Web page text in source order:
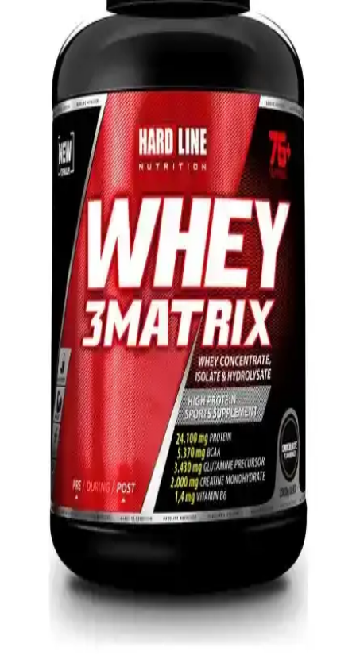
Agarta çocuk diş macunu, doğal içerikleriyle güvenli ve etkili diş
bakımı sağlar. Çocukların ilgisini çeken ferah aromasıyla diş
fırçalama alışkanlığını eğlenceli hale getirir.
Hardline Nutrition Whey 3 Matrıx Çilek 2300 Gr:
Yüksek Proteinli Sporcu Takviyesi
Yüksek kaliteli, düşük yağlı ve karbonhidratlı whey protein tozu,
kas gelişimini hızlandırır, kolay emilir ve lezzetli çilek aromasıyla
sporcuların favorisi olur.
Eyüp Sabri Tuncer Doğal Zencefil Özlü Diş
Macunu: Hassas Dişler ve Diş Eti İçin Doğal Bakım
Doğal içeriklerle formüle edilen bu diş macunu, hassas dişlere ve diş
eti sorunlarına karşı etkili olup, ferahlatıcı ve sağlıklı bir ağız bakımı
Dynamic Nutrition BCAA+ Glutamine ve Kreatin
Monohidrat Karşılaştırması
Bu makalede, Dynamic Nutrition BCAA+ Glutamine ve Kreatin
Monohidrat ürünleri detaylı karşılaştırılarak içerik, kullanım ve
kullanıcı deneyimleri analiz edildi.
TRN Life Çok Fonksiyonlu Masaj Yastığı ile
Kaslarınızı Rahatlatın ve Stresi Azaltın
TRN Life Masaj Yastığı, ısıtmalı ve ovmalı özellikleriyle vücut
kıvrımlarına uyum sağlayarak kasları gevşetir, ağrıları hafifletir ve
rahatlama sağlar. Çok fonksiyonlu tasarımıyla ev ve ofis kullanımına
uygundur.
Organik Sri Lanka Hindistan Cevizi Yağı: Çok
Yönlü Kullanım ve Sağlık Faydaları
Doğal ve organik sertifikalı Sri Lanka menşeli hindistan cevizi yağı,
soğuk sıkım yöntemiyle üretilmiş, çok yönlü kullanım alanlarıyla
sağlıklı yaşam ve güzellikte tercih edilir.
Hardline Nutrition Whey 3 Matrix Protein Tozu